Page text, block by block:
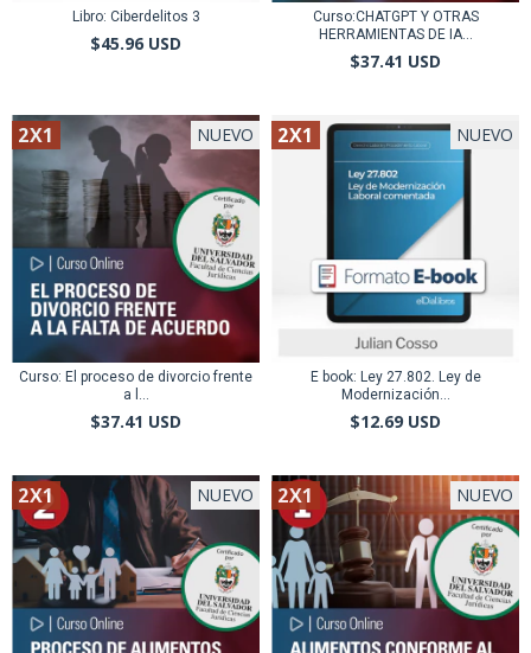
Libro: Ciberdelitos 3
$45.96 USD
Curso:CHATGPT Y OTRAS
HERRAMIENTAS DE IA...
$37.41 USD
2X1 NUEVO
Curso: El proceso de divorcio frente
a l...
$37.41 USD
2X1 NUEVO
E book: Ley 27.802. Ley de
Modernización...
$12.69 USD
2X1 NUEVO 2X1 NUEVO